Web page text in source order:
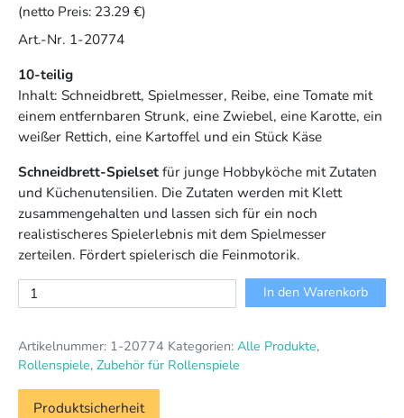
(netto Preis: 23.29 €)
Art.-Nr. 1-20774
10-teilig
Inhalt: Schneidbrett, Spielmesser, Reibe, eine Tomate mit
einem entfernbaren Strunk, eine Zwiebel, eine Karotte, ein
weißer Rettich, eine Kartoffel und ein Stück Käse
Schneidbrett-Spielsetfür junge Hobbyköche mit Zutaten
und Küchenutensilien. Die Zutaten werden mit Klett
zusammengehalten und lassen sich für ein noch
realistischeres Spielerlebnis mit dem Spielmesser
zerteilen. Fördert spielerisch die Feinmotorik.
Kochgrundlagen
Menge
In den Warenkorb
Artikelnummer: 1-20774 Kategorien: Alle Produkte,
Rollenspiele, Zubehör für Rollenspiele
Produktsicherheit